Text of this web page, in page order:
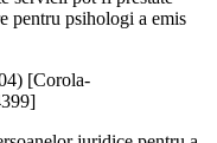
pentru psihologi a emis
) [Corola-